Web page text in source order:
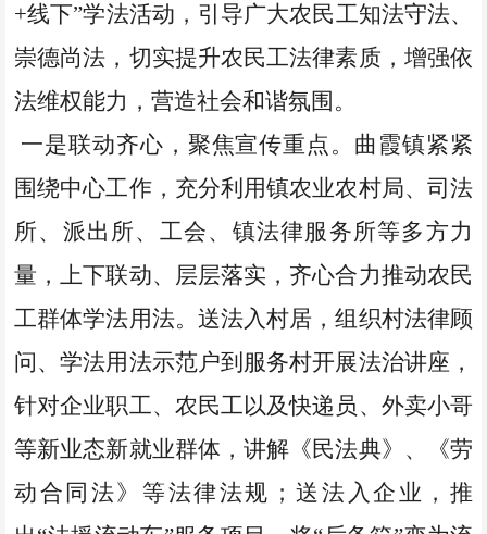
+线下”学法活动，引导广大农民工知法守法、
崇德尚法，切实提升农民工法律素质，增强依
法维权能力，营造社会和谐氛围。
一是联动齐心，聚焦宣传重点。曲霞镇紧紧
围绕中心工作，充分利用镇农业农村局、 司法
所、 派出所、工会、镇法律服务所等多方力
量，上下联动、层层落实，齐心合力推动农民
工群体学法用法。送法入村居，组织村法律顾
问、学法用法示范户到服务村开展法治讲座，
针对企业职工、农民工以及快递员、外卖小哥
等新业态新就业群体，讲解《民法典》、《劳
动合同法》等法律法规；送法入企业，推